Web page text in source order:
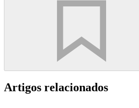
Artigos relacionados